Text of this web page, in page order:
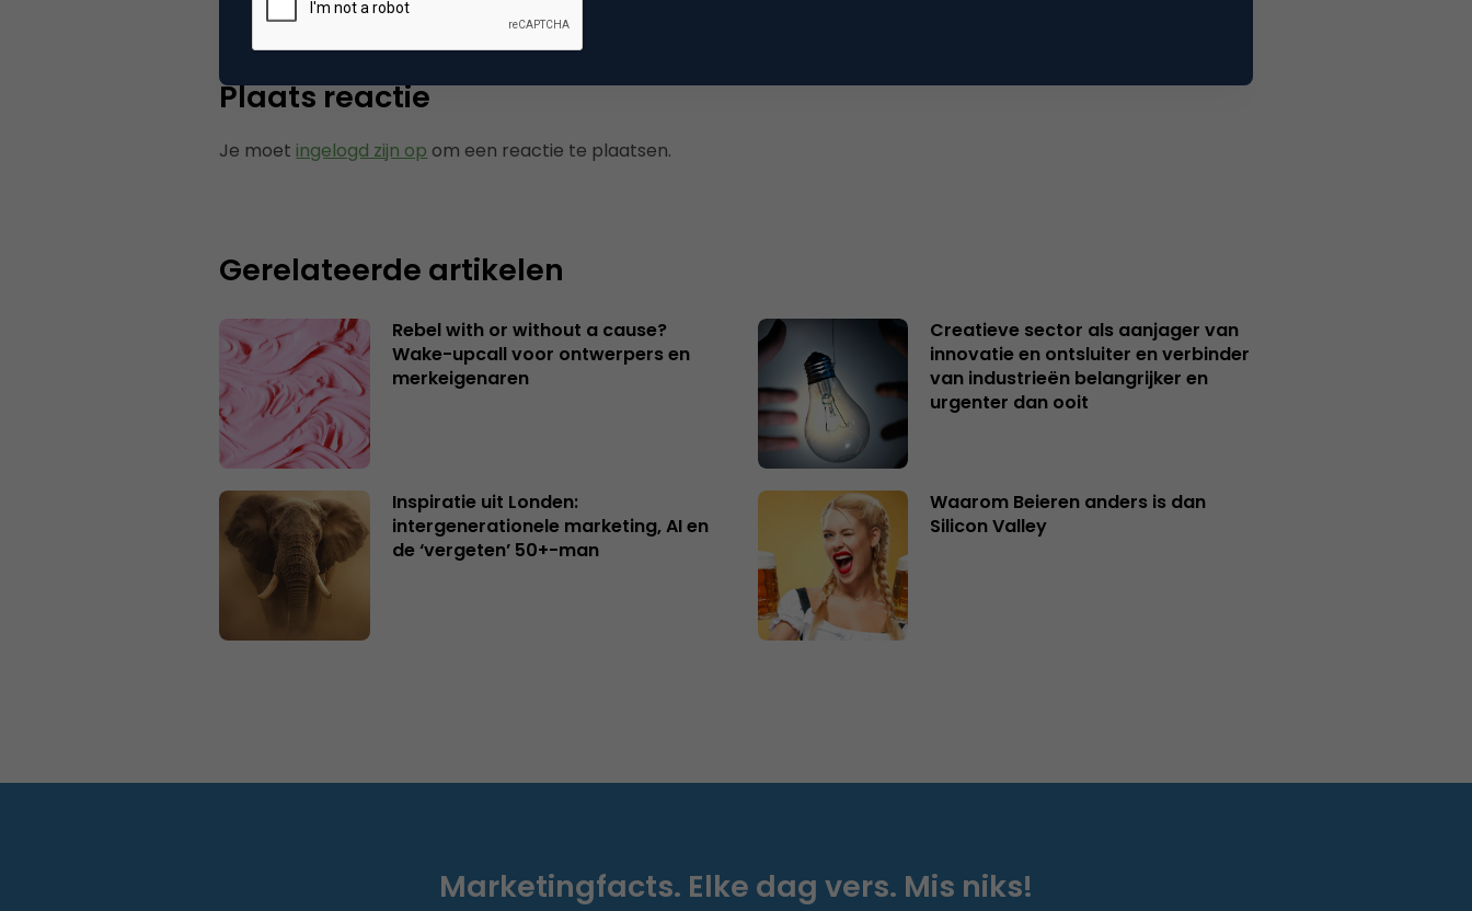
Plaats reactie
Je moet ingelogd zijn op om een reactie te plaatsen.
Gerelateerde artikelen
Rebel with or without a cause?
Wake-upcall voor ontwerpers en
merkeigenaren
Creatieve sector als aanjager van
innovatie en ontsluiter en verbinder
van industrieën belangrijker en
urgenter dan ooit
Inspiratie uit Londen:
intergenerationele marketing, AI en
de ‘vergeten’ 50+-man
Waarom Beieren anders is dan
Silicon Valley
Marketingfacts. Elke dag vers. Mis niks!